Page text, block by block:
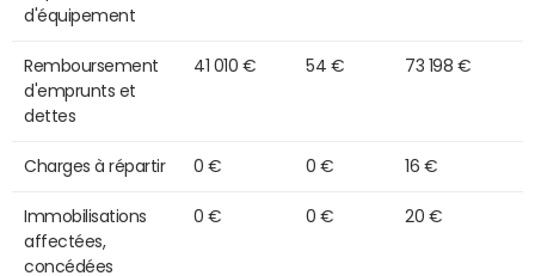
d'équipement
Remboursement
d'emprunts et
dettes
41 010 € 54 € 73 198 €
Charges à répartir 0 € 0 € 16 €
Immobilisations
affectées,
concédées
0 € 0 € 20 €